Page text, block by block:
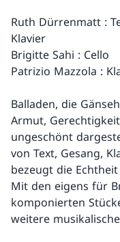
Ruth Dürrenmatt :
Klavier
Brigitte Sahi : Cello
Patrizio Mazzola :
Balladen, die
Armut,
ungeschönt
von Text, Gesang,
bezeugt die
Mit den eigens für
komponierten
weitere